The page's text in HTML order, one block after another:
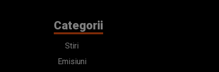
Categorii
Stiri
Emisiuni